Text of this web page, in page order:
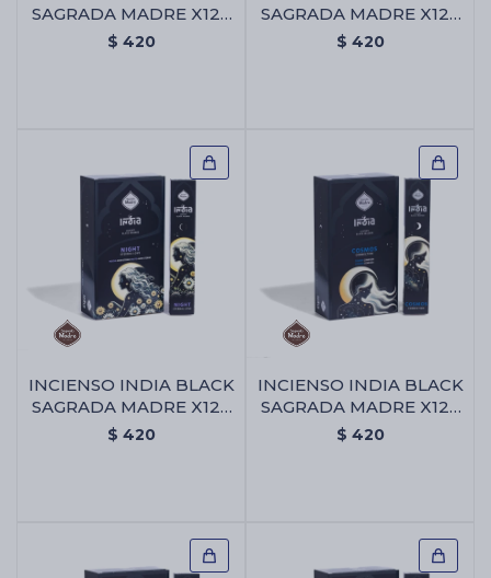
SAGRADA MADRE X12 -
Brisa
$ 420
SAGRADA MADRE X12 -
Luna
$ 420
INCIENSO INDIA BLACK
SAGRADA MADRE X12 -
Noche
$ 420
INCIENSO INDIA BLACK
SAGRADA MADRE X12 -
Cosmos
$ 420